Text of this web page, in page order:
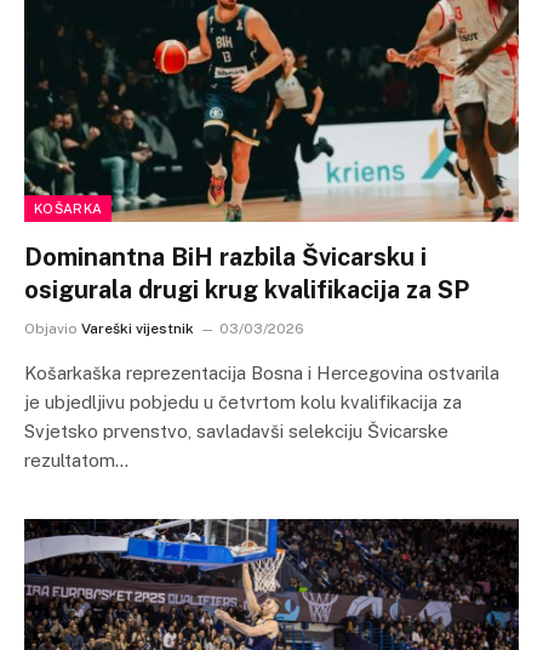
KOŠARKA
Dominantna BiH razbila Švicarsku i
osigurala drugi krug kvalifikacija za SP
Objavio Vareški vijestnik 03/03/2026
Košarkaška reprezentacija Bosna i Hercegovina ostvarila
je ubjedljivu pobjedu u četvrtom kolu kvalifikacija za
Svjetsko prvenstvo, savladavši selekciju Švicarske
rezultatom…